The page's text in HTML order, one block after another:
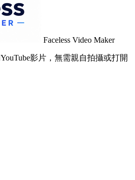
Faceless Video Maker
影片，無需親自拍攝或打開